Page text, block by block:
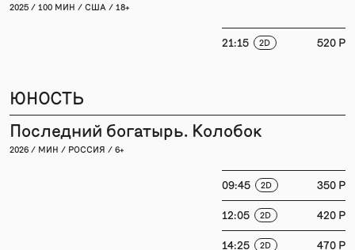
2025 / 100 МИН / США / 18+
21:15 2D 520 P
ЮНОСТЬ
Последний богатырь. Колобок
2026 / МИН / РОССИЯ / 6+
09:45 2D 350 P
12:05 2D 420 P
14:25 2D 470 P